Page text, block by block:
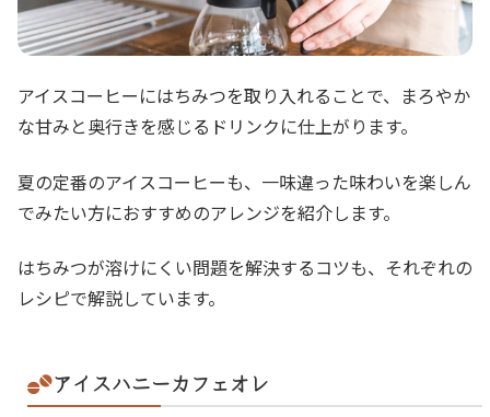
アイスコーヒーにはちみつを取り入れることで、まろやか
な甘みと奥行きを感じるドリンクに仕上がります。
夏の定番のアイスコーヒーも、一味違った味わいを楽しん
でみたい方におすすめのアレンジを紹介します。
はちみつが溶けにくい問題を解決するコツも、それぞれの
レシピで解説しています。
アイスハニーカフェオレ